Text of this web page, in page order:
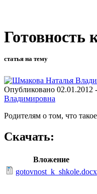
Готовность
статья на тему
Опубликовано 02.01.2012
Владимировна
Родителям о том, что
Скачать:
Вложение
gotovnost_k_shkole.docx